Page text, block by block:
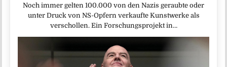
Noch immer gelten 100.000 von den Nazis geraubte oder
unter Druck von NS-Opfern verkaufte Kunstwerke als
verschollen. Ein Forschungsprojekt in…